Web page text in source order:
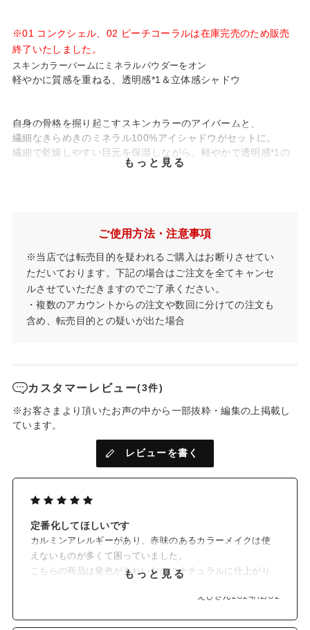
※01 コンクシェル、02 ピーチコーラルは在庫完売のため販売
終了いたしました。
スキンカラーバームにミネラルパウダーをオン
軽やかに質感を重ねる、透明感*1＆立体感シャドウ
自身の骨格を掘り起こすスキンカラーのアイバームと、
繊細なきらめきのミネラル100%アイシャドウがセットに。
繊細で乾燥しやすい目元を保湿しながら、軽やかで透明感*1の
01 コンクシェル：肌馴染みの良いココアブラウン＋シアーピン
02 ピーチコーラル：やわらかな印象のレッドブラウン＋ベージ
ュコーラル
03 スモーキークォーツ：クールなイエローベージュ＋モーヴカ
ッパーオレンジ
06 ルナストーン：ほのかな血色感のあるローズピンクベージュ
＋多色のラメが輝くストーングリッター
内容量：アイバーム 1.8g/アイシャドウ 0.5g
もっと見る
ご使用方法・注意事項
※当店では転売目的を疑われるご購入はお断りさせてい
ただいております。下記の場合はご注文を全てキャンセ
ルさせていただきますのでご了承ください。
・複数のアカウントからの注文や数回に分けての注文も
含め、転売目的との疑いが出た場合
カスタマーレビュー(3件)
※お客さまより頂いたお声の中から一部抜粋・編集の上掲載し
ています。
レビューを書く
定番化してほしいです
カルミンアレルギーがあり、赤味のあるカラーメイクは使
えないものが多くて困っていました。
こちらの商品は発色がきれいなのにナチュラルに仕上がり
ーム状やバーム状の化粧品の方が肌が安定するので、アイ
もっと見る
えぴさん2024/12/02